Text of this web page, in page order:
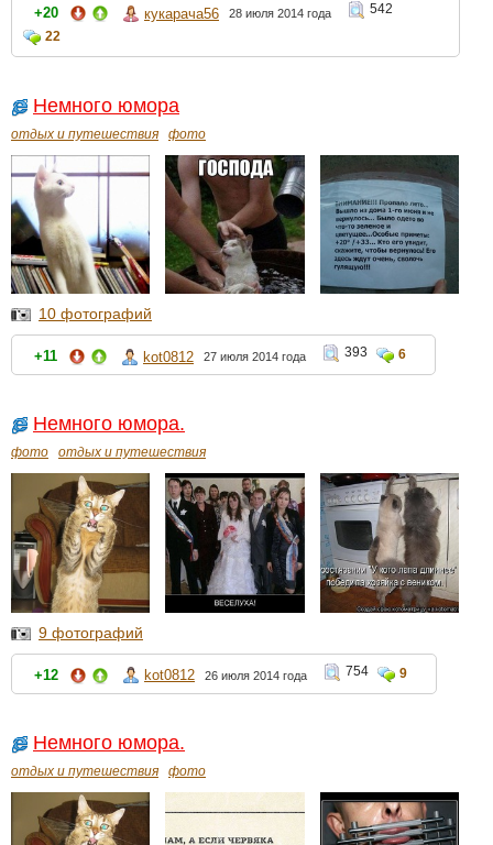
+20 кукарача56 28 июля 2014 года
542
22
Немного юмора
отдых и путешествия фото
10 фотографий
+11 kot0812 27 июля 2014 года 393 6
Немного юмора.
фото отдых и путешествия
9 фотографий
+12 kot0812 26 июля 2014 года 754 9
Немного юмора.
отдых и путешествия фото